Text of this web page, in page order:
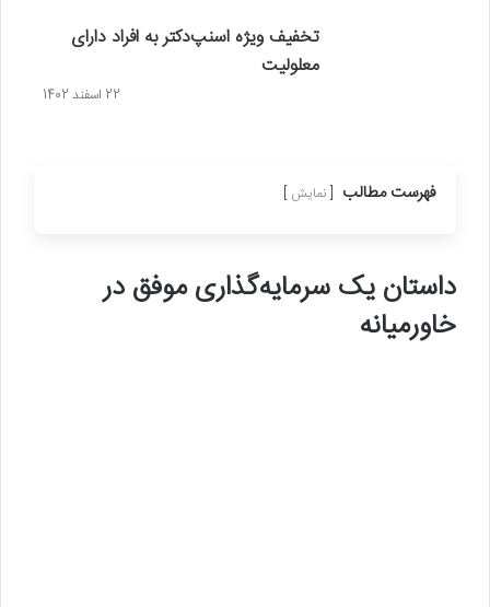
تخفیف ویژه اسنپ‌دکتر به افراد دارای
معلولیت
22 اسفند 1402
فهرست مطالب نمایش
داستان یک سرمایه‌گذاری موفق در
خاورمیانه